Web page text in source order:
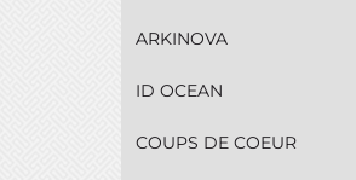
ARKINOVA
ID OCEAN
COUPS DE COEUR